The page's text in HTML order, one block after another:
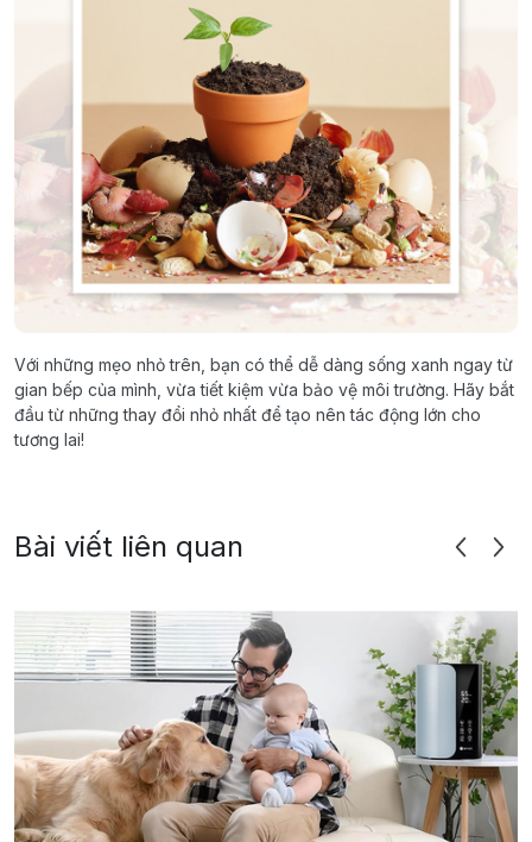
Với những mẹo nhỏ trên, bạn có thể dễ dàng sống xanh ngay từ
gian bếp của mình, vừa tiết kiệm vừa bảo vệ môi trường. Hãy bắt
đầu từ những thay đổi nhỏ nhất để tạo nên tác động lớn cho
tương lai!
Bài viết liên quan